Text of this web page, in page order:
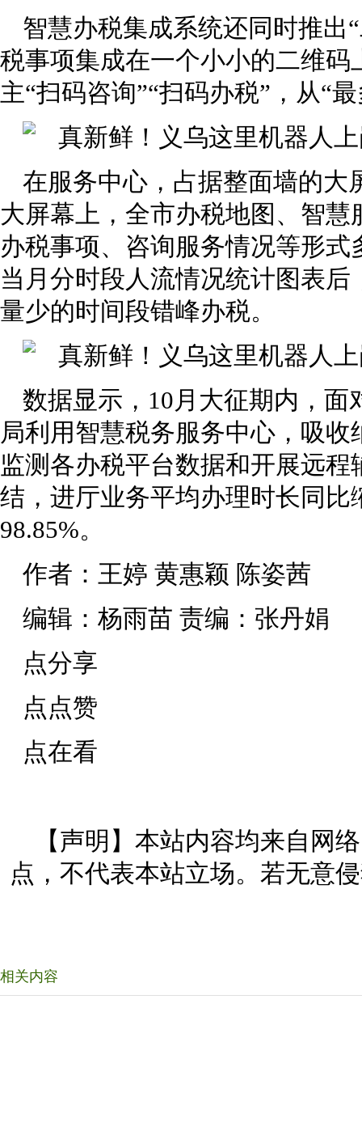
智慧办税集成系统还同时推出
税事项集成在一个小小的二维
主“扫码咨询”“扫码办税”，从“
在服务中心，占据整面墙的大
大屏幕上，全市办税地图、智
办税事项、咨询服务情况等形
当月分时段人流情况统计图表
量少的时间段错峰办税。
数据显示，10月大征期内，
局利用智慧税务服务中心，吸
监测各办税平台数据和开展远
结，进厅业务平均办理时长同比
98.85%。
作者：王婷 黄惠颖 陈姿茜
编辑：杨雨苗 责编：张丹娟
点分享
点点赞
点在看
【声明】本站内容均来自网
点，不代表本站立场。若无意
相关内容